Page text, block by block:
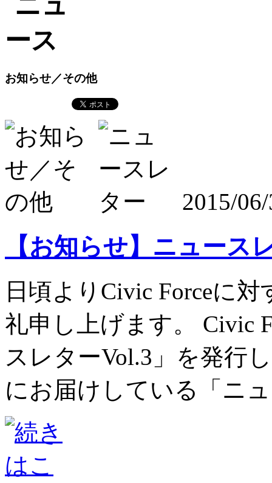
お知らせ／その他
2015/
【お知らせ】ニュース
日頃よりCivic Forceに
礼申し上げます。 Civic
スレターVol.3」を発行
にお届けしている「ニ